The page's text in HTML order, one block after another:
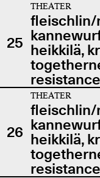
25
THEATER
fleischlin/
heikkilä,
resistance
26
THEATER
fleischlin/
heikkilä,
resistance